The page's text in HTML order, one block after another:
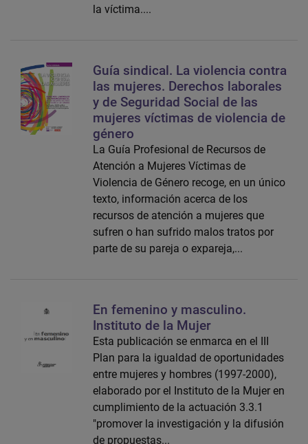
la víctima....
Guía sindical. La violencia contra
las mujeres. Derechos laborales
y de Seguridad Social de las
mujeres víctimas de violencia de
género
La Guía Profesional de Recursos de
Atención a Mujeres Víctimas de
Violencia de Género recoge, en un único
texto, información acerca de los
recursos de atención a mujeres que
sufren o han sufrido malos tratos por
parte de su pareja o expareja,...
En femenino y masculino.
Instituto de la Mujer
Esta publicación se enmarca en el III
Plan para la igualdad de oportunidades
entre mujeres y hombres (1997-2000),
elaborado por el Instituto de la Mujer en
cumplimiento de la actuación 3.3.1
"promover la investigación y la difusión
de propuestas...